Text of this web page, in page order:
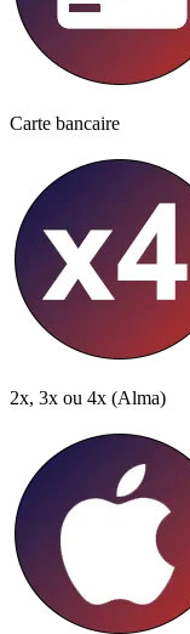
Carte bancaire
2x, 3x ou 4x (Alma)